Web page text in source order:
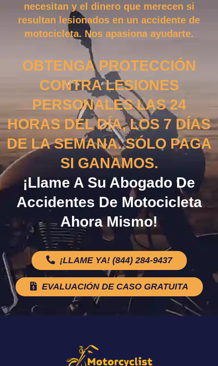
necesitan y el dinero que merecen si
resultan lesionados en un accidente de
motocicleta. Nos apasiona ayudarte.
OBTENGA PROTECCIÓN
CONTRA LESIONES
PERSONALES LAS 24
HORAS DEL DÍA, LOS 7 DÍAS
DE LA SEMANA. SÓLO PAGA
SI GANAMOS.
¡Llame A Su Abogado De
Accidentes De Motocicleta
Ahora Mismo!
¡LLAME YA! (844) 284-9437
EVALUACIÓN DE CASO GRATUITA